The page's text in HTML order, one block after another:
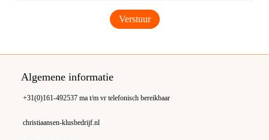
Algemene informatie
+31(0)161-492537 ma t/m vr telefonisch bereikbaar
christiaansen-klusbedrijf.nl